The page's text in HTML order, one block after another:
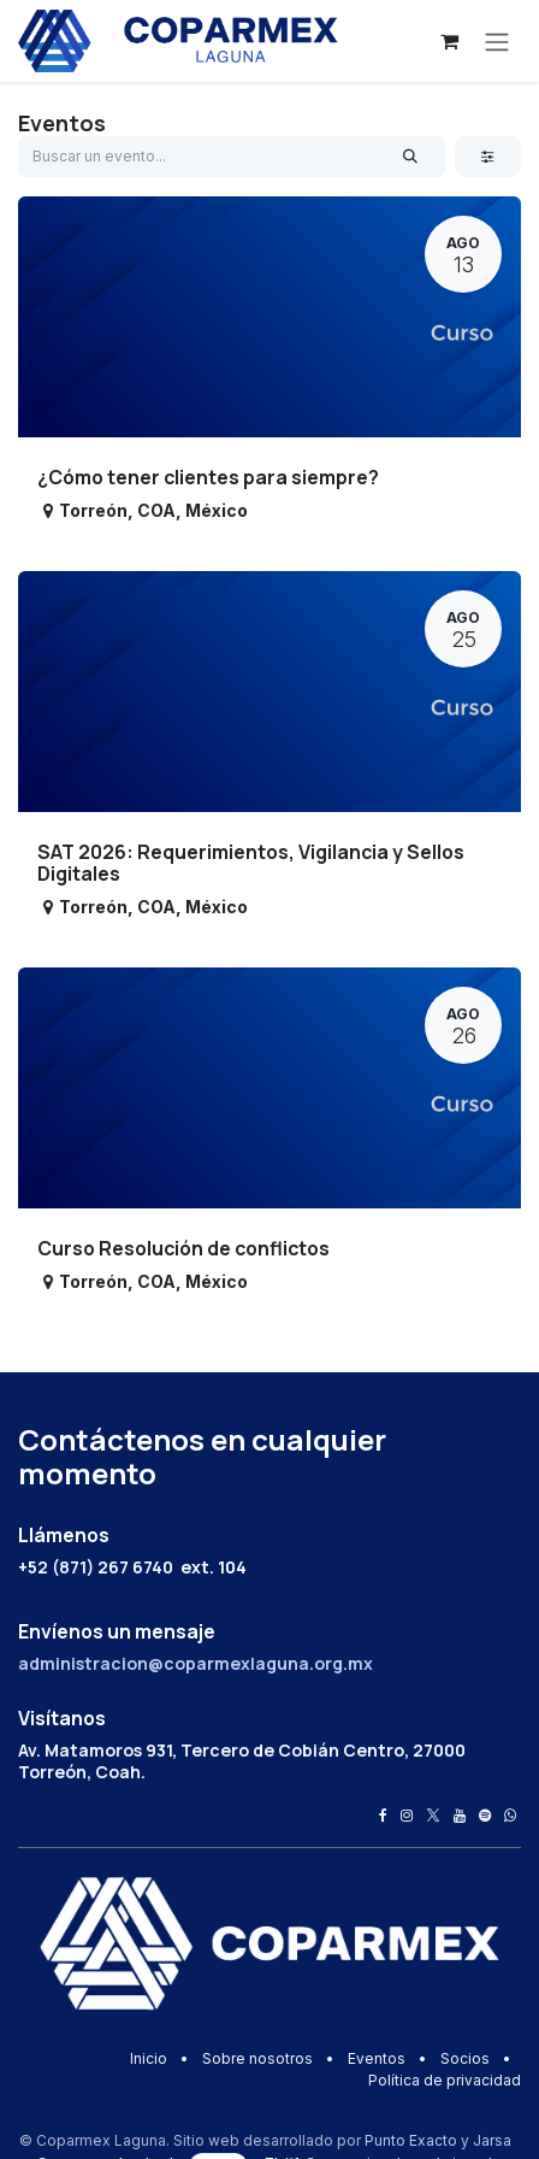
Ir al contenido
Eventos
AGO
13
¿Cómo tener clientes para siempre?
Torreón COA México
AGO
25
SAT 2026: Requerimientos, Vigilancia y Sellos
Digitales
Torreón COA México
AGO
26
Curso Resolución de conflictos
Torreón COA México
Contáctenos en cualquier
momento
Llámenos
+52 (871) 267 6740 ext. 104
Envíenos un mensaje
administracion@coparmexlaguna.org.mx
Visítanos
Av. Matamoros 931, Tercero de Cobián Centro, 27000
Torreón, Coah.
Inicio • Sobre nosotros • Eventos • Socios
•
Política de privacidad
© Coparmex Laguna. Sitio web desarrollado por Punto Exacto y Jarsa